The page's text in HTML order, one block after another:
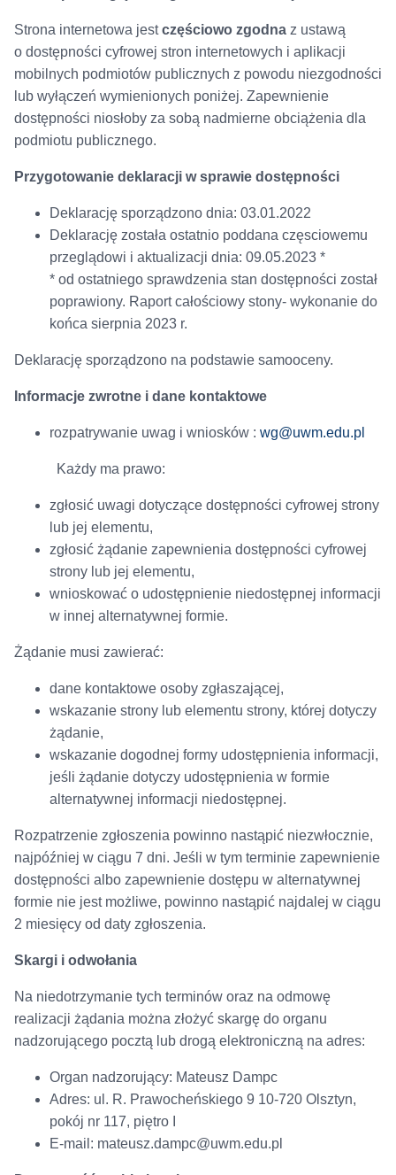
Strona internetowa jestczęściowo zgodnaz ustawą
o dostępności cyfrowej stron internetowych i aplikacji
mobilnych podmiotów publicznych z powodu niezgodności
lub wyłączeń wymienionych poniżej. Zapewnienie
dostępności niosłoby za sobą nadmierne obciążenia dla
podmiotu publicznego.
Przygotowanie deklaracji w sprawie dostępności
Deklarację sporządzono dnia: 03.01.2022
Deklarację została ostatnio poddana częsciowemu
przeglądowi i aktualizacji dnia: 09.05.2023 *
* od ostatniego sprawdzenia stan dostępności został
poprawiony. Raport całościowy stony- wykonanie do
końca sierpnia 2023 r.
Deklarację sporządzono na podstawie samooceny.
Informacje zwrotne i dane kontaktowe
rozpatrywanie uwag i wniosków : wg@uwm.edu.pl
Każdy ma prawo:
zgłosić uwagi dotyczące dostępności cyfrowej strony
lub jej elementu,
zgłosić żądanie zapewnienia dostępności cyfrowej
strony lub jej elementu,
wnioskować o udostępnienie niedostępnej informacji
w innej alternatywnej formie.
Żądanie musi zawierać:
dane kontaktowe osoby zgłaszającej,
wskazanie strony lub elementu strony, której dotyczy
żądanie,
wskazanie dogodnej formy udostępnienia informacji,
jeśli żądanie dotyczy udostępnienia w formie
alternatywnej informacji niedostępnej.
Rozpatrzenie zgłoszenia powinno nastąpić niezwłocznie,
najpóźniej w ciągu 7 dni. Jeśli w tym terminie zapewnienie
dostępności albo zapewnienie dostępu w alternatywnej
formie nie jest możliwe, powinno nastąpić najdalej w ciągu
2 miesięcy od daty zgłoszenia.
Skargi i odwołania
Na niedotrzymanie tych terminów oraz na odmowę
realizacji żądania można złożyć skargę do organu
nadzorującego pocztą lub drogą elektroniczną na adres:
Organ nadzorujący: Mateusz Dampc
Adres: ul. R. Prawocheńskiego 9 10-720 Olsztyn,
pokój nr 117, piętro I
E-mail: mateusz.dampc@uwm.edu.pl